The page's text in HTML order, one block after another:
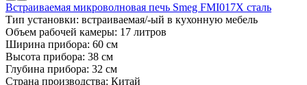
Встраиваемая микроволновая печь Smeg FMI017X сталь
Тип установки: встраиваемая/-ый в кухонную мебель
Объем рабочей камеры: 17 литров
Ширина прибора: 60 см
Высота прибора: 38 см
Глубина прибора: 32 см
Страна производства: Китай